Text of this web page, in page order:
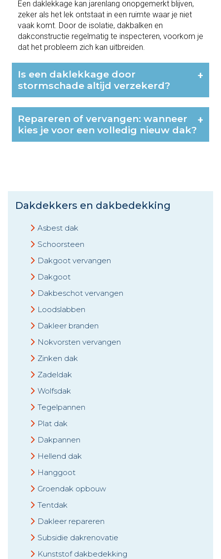
Een daklekkage kan jarenlang onopgemerkt blijven,
zeker als het lek ontstaat in een ruimte waar je niet
vaak komt. Door de isolatie, dakbalken en
dakconstructie regelmatig te inspecteren, voorkom je
dat het probleem zich kan uitbreiden.
Is een daklekkage door
stormschade altijd verzekerd?
+
Repareren of vervangen: wanneer
kies je voor een volledig nieuw dak?
+
Dakdekkers en dakbedekking
Asbest dak
Schoorsteen
Dakgoot vervangen
Dakgoot
Dakbeschot vervangen
Loodslabben
Dakleer branden
Nokvorsten vervangen
Zinken dak
Zadeldak
Wolfsdak
Tegelpannen
Plat dak
Dakpannen
Hellend dak
Hanggoot
Groendak opbouw
Tentdak
Dakleer repareren
Subsidie dakrenovatie
Kunststof dakbedekking